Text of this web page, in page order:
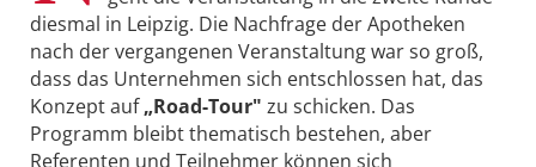
diesmal in Leipzig. Die Nachfrage der Apotheken
nach der vergangenen Veranstaltung war so groß,
dass das Unternehmen sich entschlossen hat, das
Konzept auf„Road-Tour" zu schicken. Das
Programm bleibt thematisch bestehen, aber
Referenten und Teilnehmer können sich